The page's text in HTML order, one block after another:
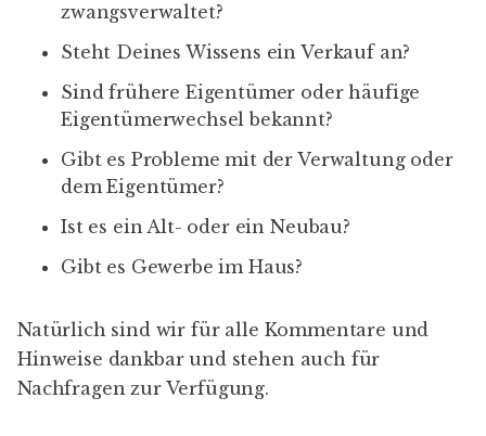
zwangsverwaltet?
Steht Deines Wissens ein Verkauf an?
Sind frühere Eigentümer oder häufige
Eigentümerwechsel bekannt?
Gibt es Probleme mit der Verwaltung oder
dem Eigentümer?
Ist es ein Alt- oder ein Neubau?
Gibt es Gewerbe im Haus?
Natürlich sind wir für alle Kommentare und
Hinweise dankbar und stehen auch für
Nachfragen zur Verfügung.